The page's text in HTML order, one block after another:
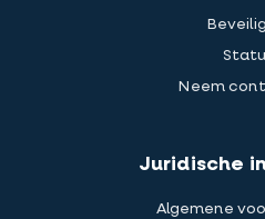
Neem
Juridische
Algemene